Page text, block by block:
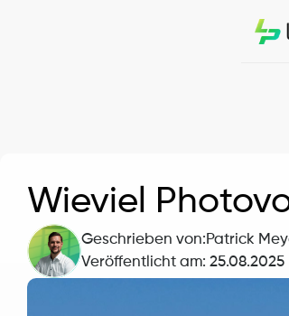
Wieviel
Geschrieben von:Patrick
Veröffentlicht am: 25.08.2025